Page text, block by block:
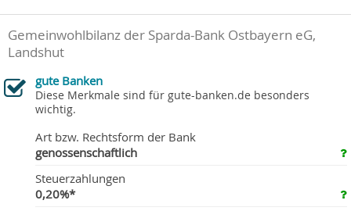
Gemeinwohlbilanz der Sparda-Bank Ostbayern eG,
Landshut
gute Banken
Diese Merkmale sind für gute-banken.de besonders
wichtig.
Art bzw. Rechtsform der Bank
genossenschaftlich
Steuerzahlungen
0,20%*